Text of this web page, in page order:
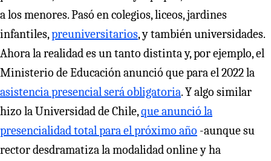
a los menores. Pasó en colegios, liceos, jardines
infantiles,preuniversitarios, y también universidades.
Ahora la realidad es un tanto distinta y, por ejemplo, el
Ministerio de Educación anunció que para el 2022 la
asistencia presencial será obligatoria. Y algo similar
hizo la Universidad de Chile,que anunció la
presencialidad total para el próximo año -aunque su
rector desdramatiza la modalidad online y ha